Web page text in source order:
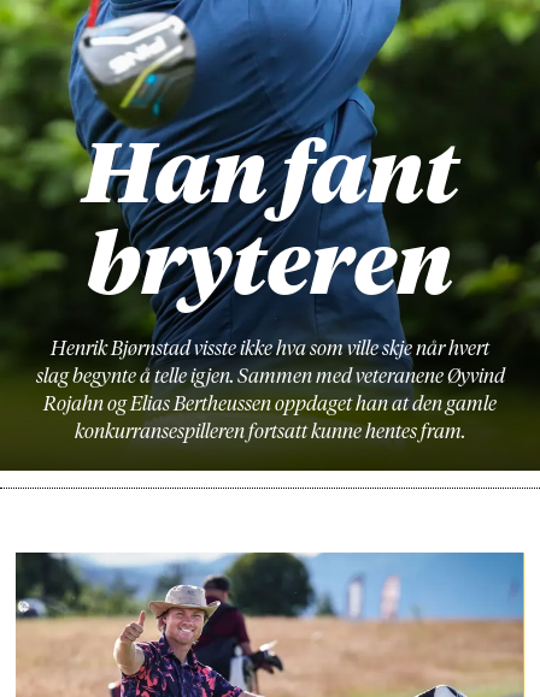
Han fant
bryteren
Henrik Bjørnstad visste ikke hva som ville skje når hvert
slag begynte å telle igjen. Sammen med veteranene Øyvind
Rojahn og Elias Bertheussen oppdaget han at den gamle
konkurransespilleren fortsatt kunne hentes fram.